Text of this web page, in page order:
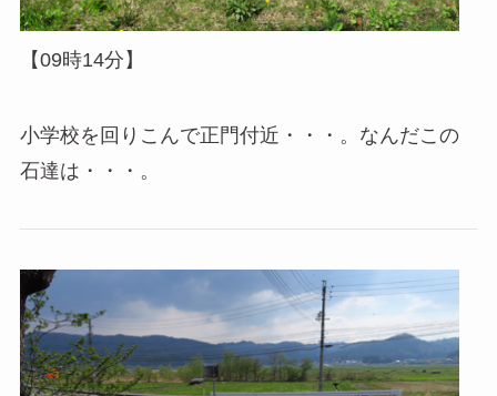
【09時14分】
小学校を回りこんで正門付近・・・。なんだこの
石達は・・・。